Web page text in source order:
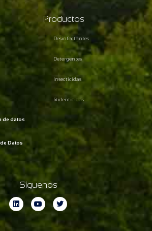
de datos
Datos
Productos
Desinfectantes
Detergentes
Insecticidas
Rodenticidas
Síguenos